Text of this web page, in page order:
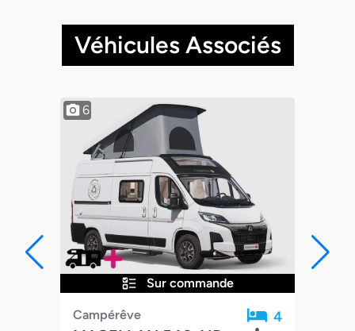
Véhicules Associés
6
Sur commande
Campérêve
4